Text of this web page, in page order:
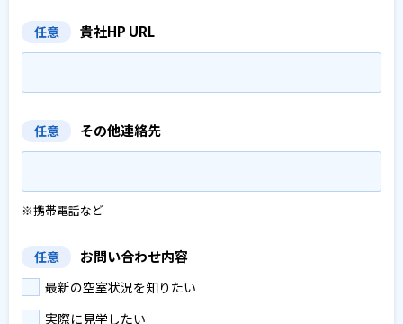
任意 貴社HP URL
任意 その他連絡先
※携帯電話など
任意 お問い合わせ内容
最新の空室状況を知りたい
実際に見学したい